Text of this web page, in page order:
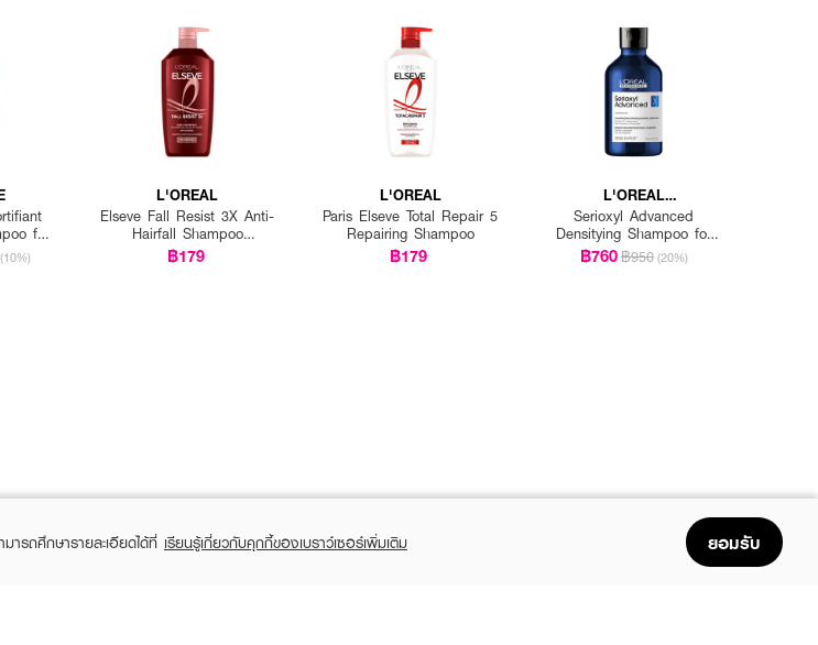
for
(10%)
L'OREAL
Elseve Fall Resist 3X Anti-
Hairfall Shampoo
Scalp+Hair
฿179
L'OREAL
Paris Elseve Total Repair 5
Repairing Shampoo
฿179
L'OREAL
PROFESSIONNEL
Serioxyl Advanced
Densitying Shampoo for
Thinning Hair
฿760฿950 (20%)
ารถศึกษารายละเอียดได้ที่ เรียนรู้เกี่ยวกับคุกกี้ของเบราว์เซอร์เพิ่มเติม ยอมรับ